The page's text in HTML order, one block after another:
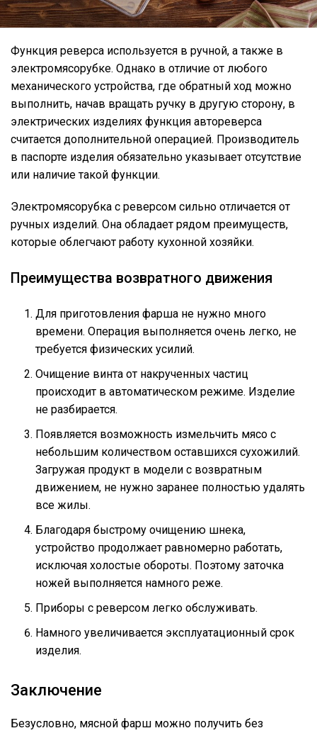
Функция реверса используется в ручной, а также в
электромясорубке. Однако в отличие от любого
механического устройства, где обратный ход можно
выполнить, начав вращать ручку в другую сторону, в
электрических изделиях функция автореверса
считается дополнительной операцией. Производитель
в паспорте изделия обязательно указывает отсутствие
или наличие такой функции.
Электромясорубка с реверсом сильно отличается от
ручных изделий. Она обладает рядом преимуществ,
которые облегчают работу кухонной хозяйки.
Преимущества возвратного движения
Для приготовления фарша не нужно много
времени. Операция выполняется очень легко, не
требуется физических усилий.
Очищение винта от накрученных частиц
происходит в автоматическом режиме. Изделие
не разбирается.
Появляется возможность измельчить мясо с
небольшим количеством оставшихся сухожилий.
Загружая продукт в модели с возвратным
движением, не нужно заранее полностью удалять
все жилы.
Благодаря быстрому очищению шнека,
устройство продолжает равномерно работать,
исключая холостые обороты. Поэтому заточка
ножей выполняется намного реже.
Приборы с реверсом легко обслуживать.
Намного увеличивается эксплуатационный срок
изделия.
Заключение
Безусловно, мясной фарш можно получить без